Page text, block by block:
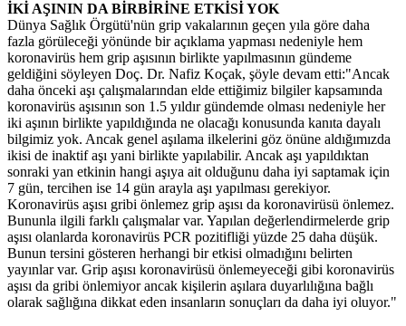
İKİ AŞININ DA BİRBİRİNE ETKİSİ YOK
Dünya Sağlık Örgütü'nün grip vakalarının geçen yıla göre daha
fazla görüleceği yönünde bir açıklama yapması nedeniyle hem
koronavirüs hem grip aşısının birlikte yapılmasının gündeme
geldiğini söyleyen Doç. Dr. Nafiz Koçak, şöyle devam etti:"Ancak
daha önceki aşı çalışmalarından elde ettiğimiz bilgiler kapsamında
koronavirüs aşısının son 1.5 yıldır gündemde olması nedeniyle her
iki aşının birlikte yapıldığında ne olacağı konusunda kanıta dayalı
bilgimiz yok. Ancak genel aşılama ilkelerini göz önüne aldığımızda
ikisi de inaktif aşı yani birlikte yapılabilir. Ancak aşı yapıldıktan
sonraki yan etkinin hangi aşıya ait olduğunu daha iyi saptamak için
7 gün, tercihen ise 14 gün arayla aşı yapılması gerekiyor.
Koronavirüs aşısı gribi önlemez grip aşısı da koronavirüsü önlemez.
Bununla ilgili farklı çalışmalar var. Yapılan değerlendirmelerde grip
aşısı olanlarda koronavirüs PCR pozitifliği yüzde 25 daha düşük.
Bunun tersini gösteren herhangi bir etkisi olmadığını belirten
yayınlar var. Grip aşısı koronavirüsü önlemeyeceği gibi koronavirüs
aşısı da gribi önlemiyor ancak kişilerin aşılara duyarlılığına bağlı
olarak sağlığına dikkat eden insanların sonuçları da daha iyi oluyor."